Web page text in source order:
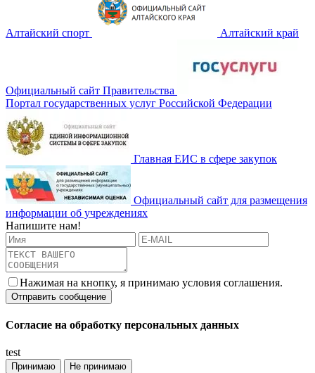
Алтайский спорт Алтайский край
Официальный сайт Правительства
Портал государственных услуг Российской Федерации
Главная ЕИС в сфере закупок
Официальный сайт для размещения
информации об учреждениях
Напишите нам!
Нажимая на кнопку, я принимаю условия соглашения.
Согласие на обработку персональных данных
test
Принимаю Не принимаю